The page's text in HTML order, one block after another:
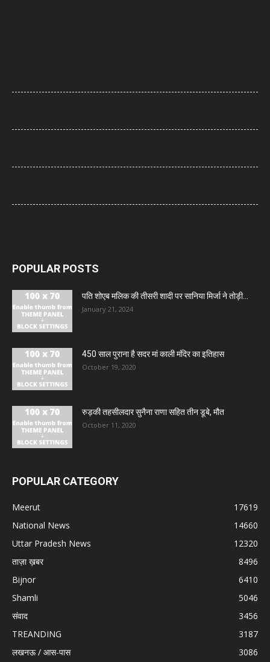
POPULAR POSTS
पति शोएब मलिक की तीसरी शादी पर सानिया मिर्जा ने तोड़ी...
January 21, 2024
450 साल पुराना है सदर मां काली मंदिर का इतिहास
October 19, 2020
रुड़की तहसीलदार सुनैना राणा सहित तीन डूबे, मौत
October 11, 2020
POPULAR CATEGORY
Meerut
17619
National News
14660
Uttar Pradesh News
12320
ताज़ा ख़बर
8496
Bijnor
6410
Shamli
5046
संवाद
3456
TREANDING
3187
लखनऊ / आस-पास
3086